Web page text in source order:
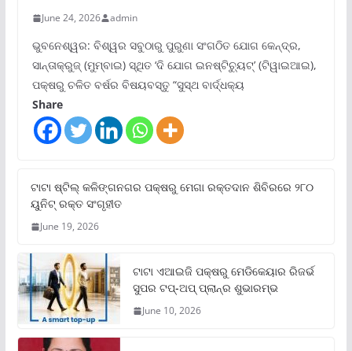
June 24, 2026 admin
ଭୁବନେଶ୍ୱର: ବିଶ୍ୱର ସବୁଠାରୁ ପୁରୁଣା ସଂଗଠିତ ଯୋଗ କେନ୍ଦ୍ର,
ସାନ୍ତାକ୍ରୁଜ୍ (ମୁମ୍ବାଇ) ସ୍ଥିତ ‘ଦି ଯୋଗ ଇନଷ୍ଟିଚ୍ୟୁଟ୍‌’ (ଟିୱାଇଆଇ),
ପକ୍ଷରୁ ଚଳିତ ବର୍ଷର ବିଷୟବସ୍ତୁ “ସୁସ୍ଥ ବାର୍ଦ୍ଧକ୍ୟ
Share
ଟାଟା ଷ୍ଟିଲ୍‌ କଳିଙ୍ଗନଗର ପକ୍ଷରୁ ମେଗା ରକ୍ତଦାନ ଶିବିରରେ ୨୮୦
ୟୁନିଟ୍‌ ରକ୍ତ ସଂଗୃହୀତ
June 19, 2026
ଟାଟା ଏଆଇଜି ପକ୍ଷରୁ ମେଡିକେୟାର ରିଜର୍ଭ
ସୁପର ଟପ୍‌-ଅପ୍ ପ୍ଲାନ୍‌ର ଶୁଭାରମ୍ଭ
June 10, 2026